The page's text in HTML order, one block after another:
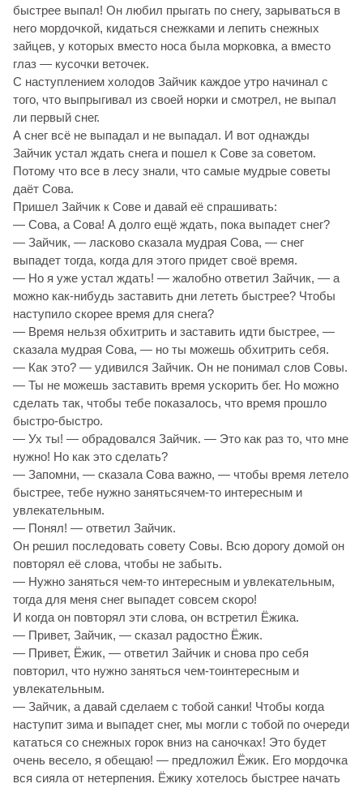
быстрее выпал! Он любил прыгать по снегу, зарываться в
него мордочкой, кидаться снежками и лепить снежных
зайцев, у которых вместо носа была морковка, а вместо
глаз — кусочки веточек.
С наступлением холодов Зайчик каждое утро начинал с
того, что выпрыгивал из своей норки и смотрел, не выпал
ли первый снег.
А снег всё не выпадал и не выпадал. И вот однажды
Зайчик устал ждать снега и пошел к Сове за советом.
Потому что все в лесу знали, что самые мудрые советы
даёт Сова.
Пришел Зайчик к Сове и давай её спрашивать:
— Сова, а Сова! А долго ещё ждать, пока выпадет снег?
— Зайчик, — ласково сказала мудрая Сова, — снег
выпадет тогда, когда для этого придет своё время.
— Но я уже устал ждать! — жалобно ответил Зайчик, — а
можно как-нибудь заставить дни лететь быстрее? Чтобы
наступило скорее время для снега?
— Время нельзя обхитрить и заставить идти быстрее, —
сказала мудрая Сова, — но ты можешь обхитрить себя.
— Как это? — удивился Зайчик. Он не понимал слов Совы.
— Ты не можешь заставить время ускорить бег. Но можно
сделать так, чтобы тебе показалось, что время прошло
быстро-быстро.
— Ух ты! — обрадовался Зайчик. — Это как раз то, что мне
нужно! Но как это сделать?
— Запомни, — сказала Сова важно, — чтобы время летело
быстрее, тебе нужно занятьсячем-то интересным и
увлекательным.
— Понял! — ответил Зайчик.
Он решил последовать совету Совы. Всю дорогу домой он
повторял её слова, чтобы не забыть.
— Нужно заняться чем-то интересным и увлекательным,
тогда для меня снег выпадет совсем скоро!
И когда он повторял эти слова, он встретил Ёжика.
— Привет, Зайчик, — сказал радостно Ёжик.
— Привет, Ёжик, — ответил Зайчик и снова про себя
повторил, что нужно заняться чем-тоинтересным и
увлекательным.
— Зайчик, а давай сделаем с тобой санки! Чтобы когда
наступит зима и выпадет снег, мы могли с тобой по очереди
кататься со снежных горок вниз на саночках! Это будет
очень весело, я обещаю! — предложил Ёжик. Его мордочка
вся сияла от нетерпения. Ёжику хотелось быстрее начать